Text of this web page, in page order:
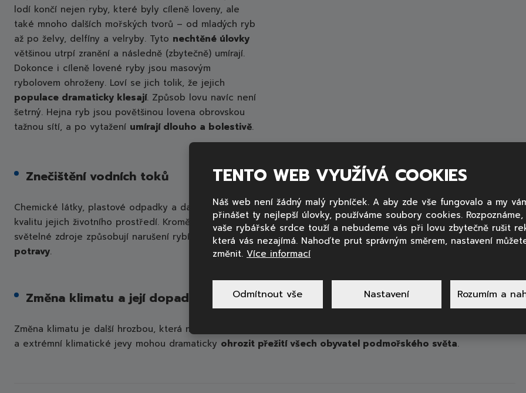
lodí končí nejen ryby, které byly cíleně loveny, ale
také mnoho dalších mořských tvorů – od mladých ryb
až po želvy, delfíny a velryby. Tyto nechtěné úlovky
většinou utrpí zranění a následně (zbytečně) umírají.
Dokonce i cíleně lovené ryby jsou masovým
rybolovem ohroženy. Loví se jich tolik, že jejich
populace dramaticky klesají. Způsob lovu navíc není
šetrný. Hejna ryb jsou povětšinou lovena obrovskou
tažnou sítí, a po vytažení umírají dlouho a bolestivě.
Znečištění vodních toků
Chemické látky, plastové odpadky a další formy znečištěníovlivňují reprodukční schopnostiryb a zhoršují
kvalitu jejich životního prostředí. Kromě fyzického znečištění navíc ryby čelí i znečištění světelnému. Umělé
světelné zdroje způsobují narušení rybích biorytmů a majívliv na jejich chování(včetně migrace), ale ihledání
potravy.
Změna klimatu a její dopad
Změna klimatu je další hrozbou, která může mít pro ryby fatální následky. Zvýšení teplot vod, kyselost oceánů
a extrémní klimatické jevy mohou dramaticky ohrozit přežití všech obyvatel podmořského světa.
TENTO WEB VYUŽÍVÁ COOKIES
Náš web není žádný malý rybníček. A aby zde vše fungovalo a my
přinášet ty nejlepší úlovky, používáme soubory cookies.
vaše rybářské srdce touží a nebudeme vás při lovu zbytečně rušit
která vás nezajímá. Nahoďte prut správným směrem, nastavení
změnit. Více informací
Odmítnout vše Nastavení Rozumím a